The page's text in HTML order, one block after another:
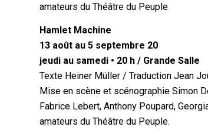
amateurs du Théâtre du Peuple
Hamlet Machine
13 août au 5 septembre 20
jeudi au samedi • 20 h / Grande Salle
Texte Heiner Müller / Traduction Jean
Mise en scène et scénographie Simon
Fabrice Lebert, Anthony Poupard,
amateurs du Théâtre du Peuple.